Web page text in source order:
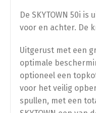
De SKYTOWN 50i
voor en achter. De
Uitgerust met een
optimale
optioneel een
voor het veilig
spullen, met een